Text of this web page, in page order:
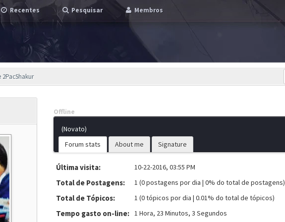
Recentes Pesquisar Membros
2PacShakur
Offline
(Novato)
Forum stats
About me Signature
Última visita: 10-22-2016, 03:55 PM
Total de Postagens: 1 (0 postagens por dia | 0% do total de postagens)
Total de Tópicos: 1 (0 tópicos por dia | 0.01% do total de tópicos)
Tempo gasto on-line: 1 Hora, 23 Minutos, 3 Segundos